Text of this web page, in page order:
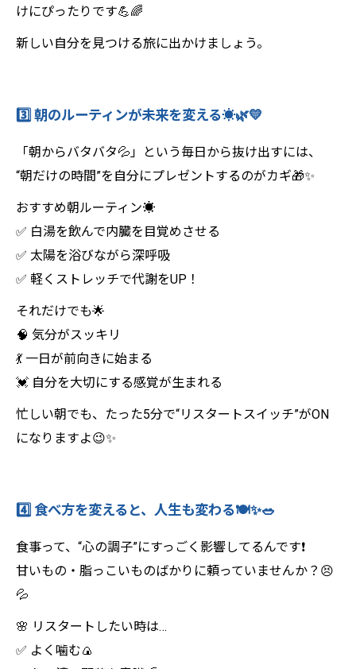
けにぴったりです💪🌈
新しい自分を見つける旅に出かけましょう。
3️⃣ 朝のルーティンが未来を変える☀️🌿💛
「朝からバタバタ💦」という毎日から抜け出すには、
“朝だけの時間”を自分にプレゼントするのがカギ🎁✨
おすすめ朝ルーティン☀️
✅ 白湯を飲んで内臓を目覚めさせる
✅ 太陽を浴びながら深呼吸
✅ 軽くストレッチで代謝をUP！
それだけでも🌟
🧠 気分がスッキリ
💃 一日が前向きに始まる
💓 自分を大切にする感覚が生まれる
忙しい朝でも、たった5分で“リスタートスイッチ”がON
になりますよ😉✨
4️⃣ 食べ方を変えると、人生も変わる🍽️✨🥗
食事って、“心の調子”にすっごく影響してるんです❗️
甘いもの・脂っこいものばかりに頼っていませんか？😣
💦
🌸 リスタートしたい時は…
✅ よく噛む🍙